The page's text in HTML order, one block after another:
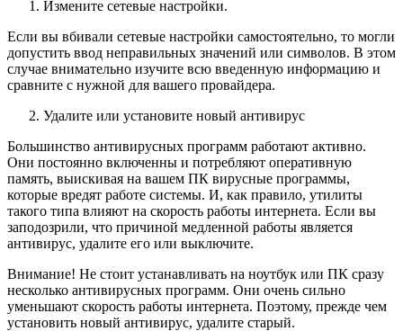
Измените сетевые настройки.
Если вы вбивали сетевые настройки самостоятельно, то могли
допустить ввод неправильных значений или символов. В этом
случае внимательно изучите всю введенную информацию и
сравните с нужной для вашего провайдера.
Удалите или установите новый антивирус
Большинство антивирусных программ работают активно.
Они постоянно включенны и потребляют оперативную
память, выискивая на вашем ПК вирусные программы,
которые вредят работе системы. И, как правило, утилиты
такого типа влияют на скорость работы интернета. Если вы
заподозрили, что причиной медленной работы является
антивирус, удалите его или выключите.
Внимание! Не стоит устанавливать на ноутбук или ПК сразу
несколько антивирусных программ. Они очень сильно
уменьшают скорость работы интернета. Поэтому, прежде чем
установить новый антивирус, удалите старый.